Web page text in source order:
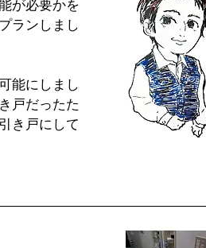
が必要かを
ランしまし
能にしまし
戸だったた
き戸にして